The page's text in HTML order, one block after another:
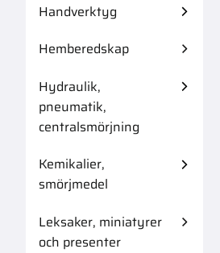
Handverktyg
Hemberedskap
Hydraulik,
pneumatik,
centralsmörjning
Kemikalier,
smörjmedel
Leksaker, miniatyrer
och presenter